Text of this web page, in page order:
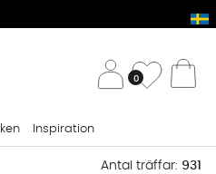
0
Inspiration
Antal träffar: 931